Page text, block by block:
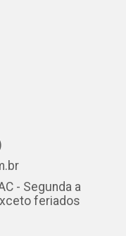
- Segunda a
feriados